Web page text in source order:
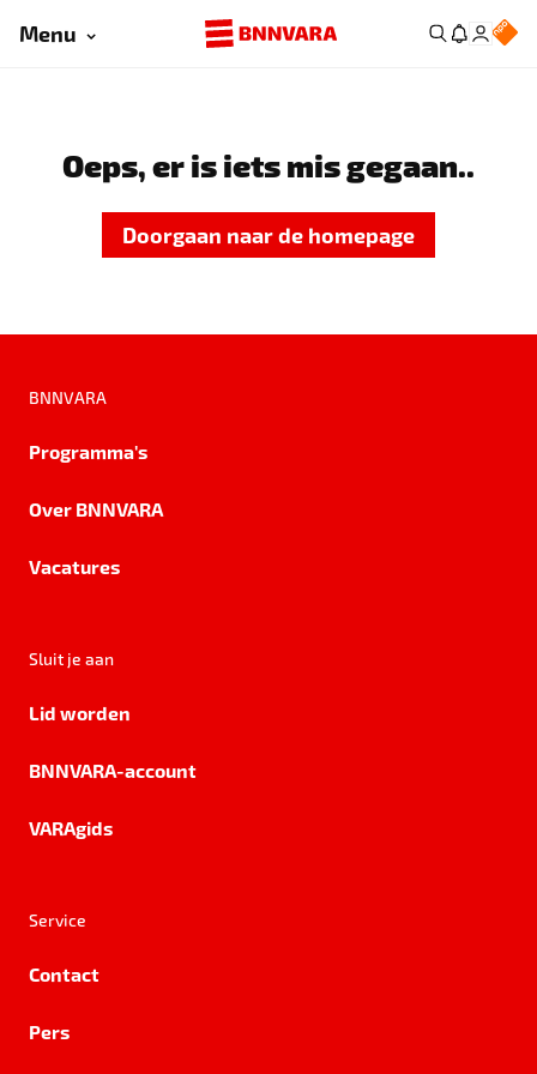
Menu
Oeps, er is iets mis gegaan..
Doorgaan naar de homepage
BNNVARA
Programma's
Over BNNVARA
Vacatures
Sluit je aan
Lid worden
BNNVARA-account
VARAgids
Service
Contact
Pers